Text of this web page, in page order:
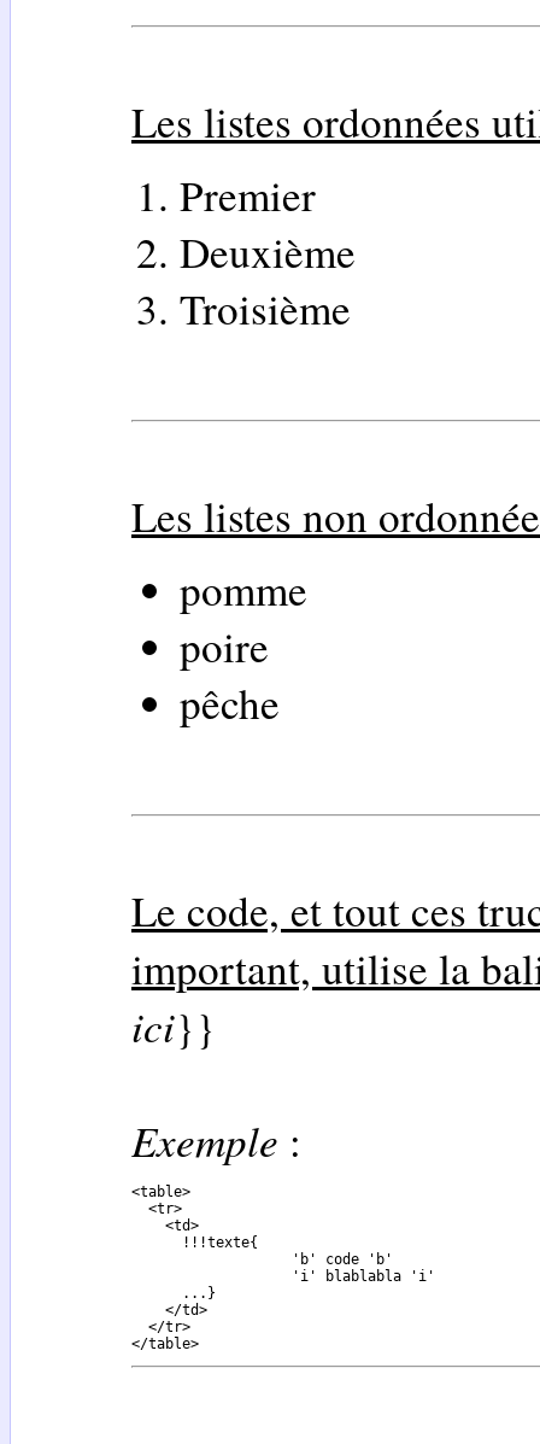
Les listes ordonnées
Premier
Deuxième
Troisième
Les listes non
pomme
poire
pêche
Le code, et tout ces
important, utilise la
ici}}
Exemple :
<table>
  <tr>
    <td>
      !!!texte{
                   'b' code 'b'
                   'i' blablabla 'i'
      ...}
    </td>
  </tr>
</table>